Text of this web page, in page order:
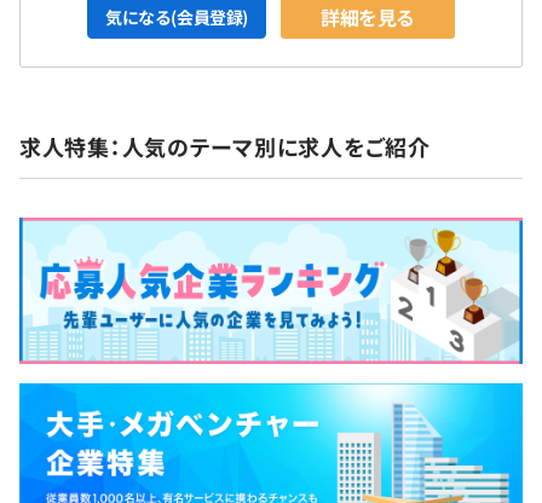
気になる(会員登録) 詳細を見る
求人特集：人気のテーマ別に求人をご紹介